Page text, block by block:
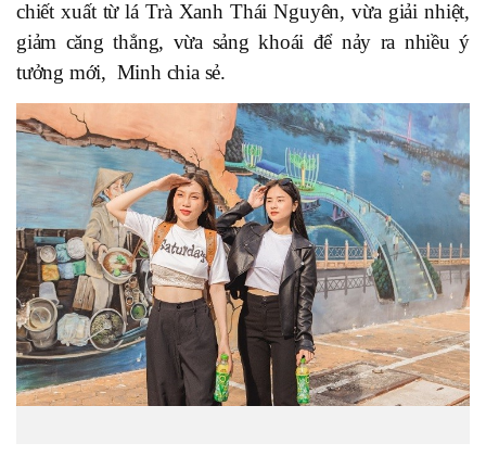
chiết xuất từ lá Trà Xanh Thái Nguyên, vừa giải nhiệt,
giảm căng thẳng, vừa sảng khoái để nảy ra nhiều ý
tưởng mới, Minh chia sẻ.